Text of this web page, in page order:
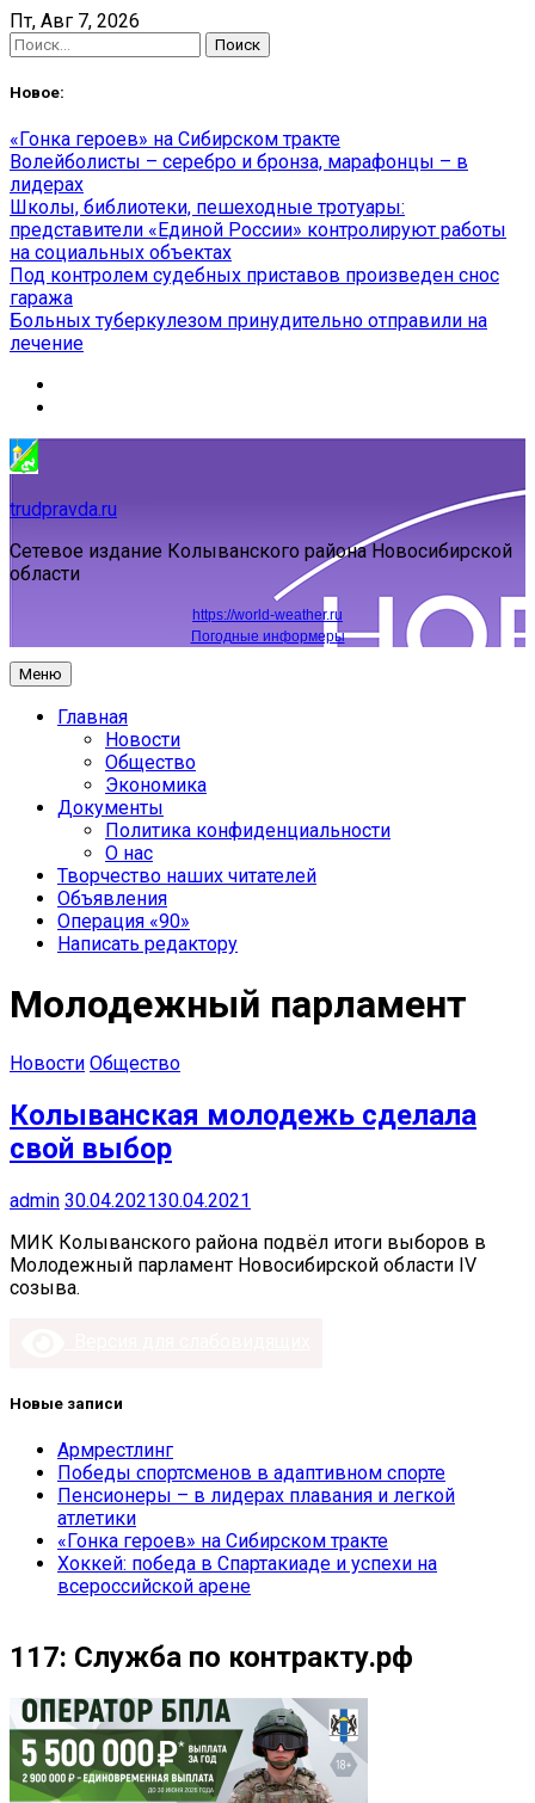
Skip
to
content
Пт, Авг 7, 2026
Найти:
Новое:
«Гонка героев» на Сибирском тракте
Волейболисты – серебро и бронза, марафонцы – в
лидерах
Школы, библиотеки, пешеходные тротуары:
представители «Единой России» контролируют работы
на социальных объектах
Под контролем судебных приставов произведен снос
гаража
Больных туберкулезом принудительно отправили на
лечение
trudpravda.ru
Сетевое издание Колыванского района Новосибирской
области
https://world-weather.ru
Погодные информеры
Меню
Главная
Новости
Общество
Экономика
Документы
Политика конфиденциальности
О нас
Творчество наших читателей
Объявления
Операция «90»
Написать редактору
Молодежный парламент
Новости Общество
Колыванская молодежь сделала
свой выбор
admin 30.04.202130.04.2021
МИК Колыванского района подвёл итоги выборов в
Молодежный парламент Новосибирской области IV
созыва.
Новые записи
Армрестлинг
Победы спортсменов в адаптивном спорте
Пенсионеры – в лидерах плавания и легкой
атлетики
«Гонка героев» на Сибирском тракте
Хоккей: победа в Спартакиаде и успехи на
всероссийской арене
117: Служба по контракту.рф